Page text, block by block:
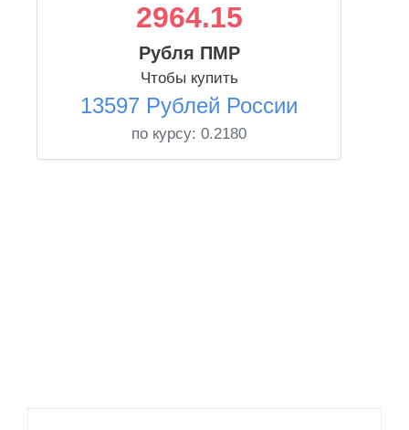
2964.15
Рубля ПМР
Чтобы купить
13597 Рублей России
по курсу: 0.2180